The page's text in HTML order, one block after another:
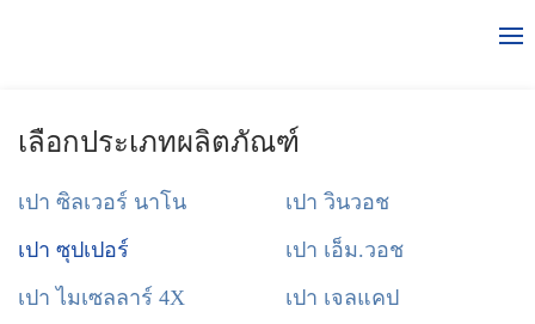
เลือกประเภทผลิตภัณฑ์
เปา ซิลเวอร์ นาโน
เปา วินวอช
เปา ซุปเปอร์
เปา เอ็ม.วอช
เปา ไมเซลลาร์ 4X
เปา เจลแคป